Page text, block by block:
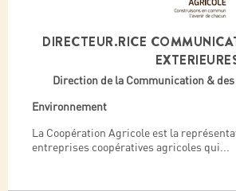
DIRECTEUR.RICE
Direction de la Communication &
Environnement
La Coopération Agricole est la
entreprises coopératives agricoles qui...